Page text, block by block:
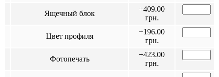
Ящечный блок
+409.00
грн.
Цвет профиля
+196.00
грн.
Фотопечать
+423.00
грн.